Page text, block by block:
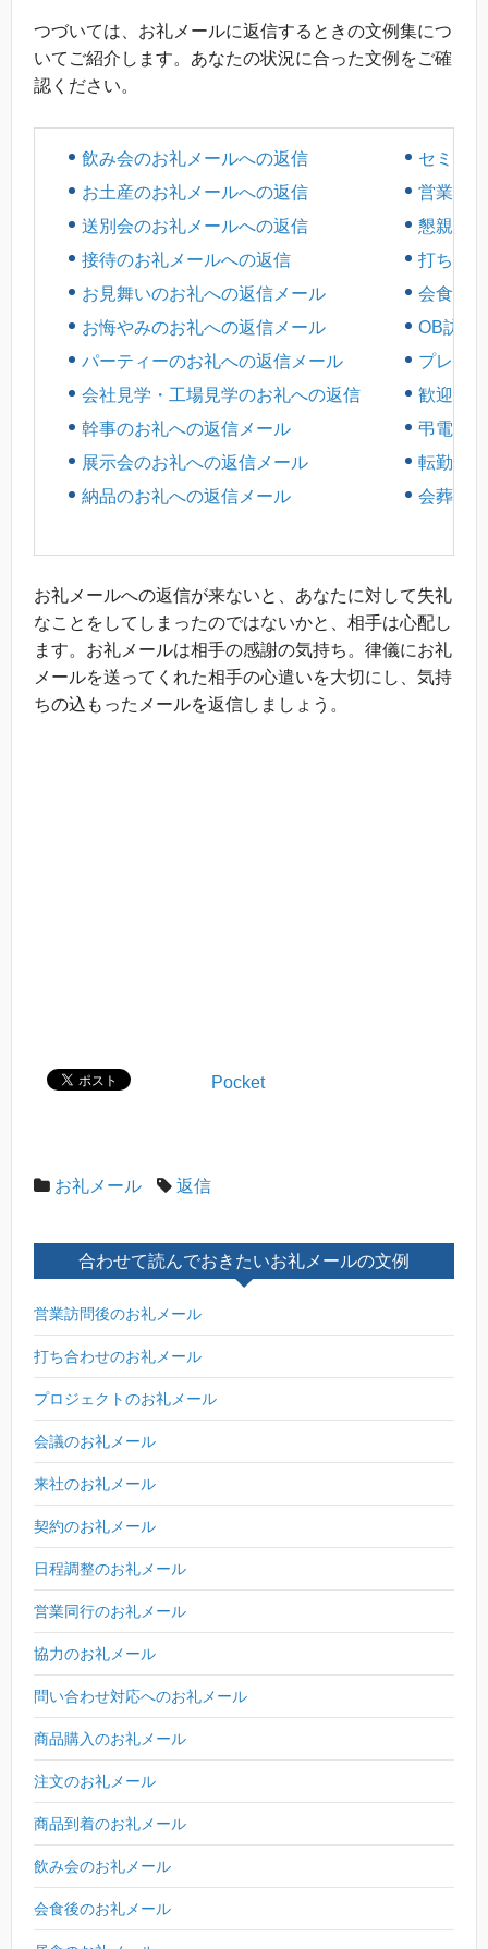
つづいては、お礼メールに返信するときの文例集につ
いてご紹介します。あなたの状況に合った文例をご確
認ください。
飲み会のお礼メールへの返信
お土産のお礼メールへの返信
送別会のお礼メールへの返信
接待のお礼メールへの返信
お見舞いのお礼への返信メール
お悔やみのお礼への返信メール
パーティーのお礼への返信メール
会社見学・工場見学のお礼への返信
幹事のお礼への返信メール
展示会のお礼への返信メール
納品のお礼への返信メール
セミナ
営業の
懇親会
打ち合
会食の
OB訪問
プレゼ
歓迎会
弔電の
転勤の
会葬の
お礼メールへの返信が来ないと、あなたに対して失礼
なことをしてしまったのではないかと、相手は心配し
ます。お礼メールは相手の感謝の気持ち。律儀にお礼
メールを送ってくれた相手の心遣いを大切にし、気持
ちの込もったメールを返信しましょう。
Pocket
お礼メール 返信
合わせて読んでおきたいお礼メールの文例
営業訪問後のお礼メール
打ち合わせのお礼メール
プロジェクトのお礼メール
会議のお礼メール
来社のお礼メール
契約のお礼メール
日程調整のお礼メール
営業同行のお礼メール
協力のお礼メール
問い合わせ対応へのお礼メール
商品購入のお礼メール
注文のお礼メール
商品到着のお礼メール
飲み会のお礼メール
会食後のお礼メール